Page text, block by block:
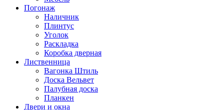
Погонаж
Наличник
Плинтус
Уголок
Раскладка
Коробка дверная
Лиственница
Вагонка Штиль
Доска Вельвет
Палубная доска
Планкен
Двери и окна